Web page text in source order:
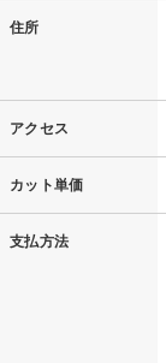
住所
アクセス
カット単価
支払方法